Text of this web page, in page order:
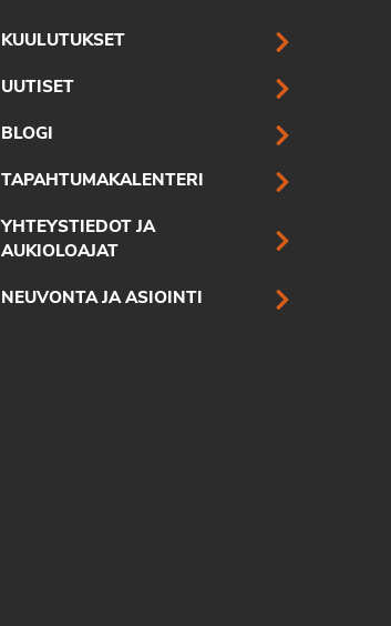
KUULUTUKSET
UUTISET
BLOGI
TAPAHTUMAKALENTERI
YHTEYSTIEDOT JA
AUKIOLOAJAT
NEUVONTA JA ASIOINTI